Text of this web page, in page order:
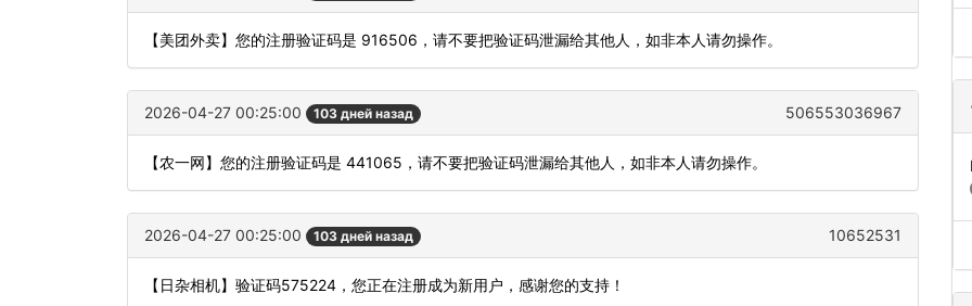
【美团外卖】您的注册验证码是 916506，请不要把验证码泄漏给其他人，如非本人请勿操作。
2026-04-27 00:25:00 103 дней назад 506553036967
【农一网】您的注册验证码是 441065，请不要把验证码泄漏给其他人，如非本人请勿操作。
2026-04-27 00:25:00 103 дней назад 10652531
【日杂相机】验证码575224，您正在注册成为新用户，感谢您的支持！